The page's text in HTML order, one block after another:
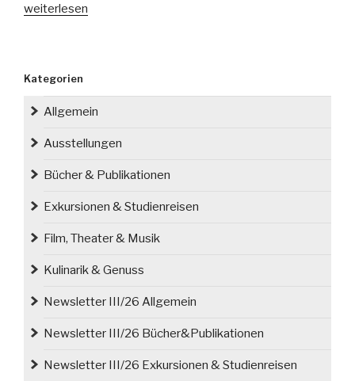
„Zweiter
zur
Erhaltung
Kulturgüter
dem
Friedhof
Nieder-
weiterlesen
Kategorien
Allgemein
Ausstellungen
Bücher & Publikationen
Exkursionen & Studienreisen
Film, Theater & Musik
Kulinarik & Genuss
Newsletter III/26 Allgemein
Newsletter III/26 Bücher&Publikationen
Newsletter III/26 Exkursionen & Studienreisen